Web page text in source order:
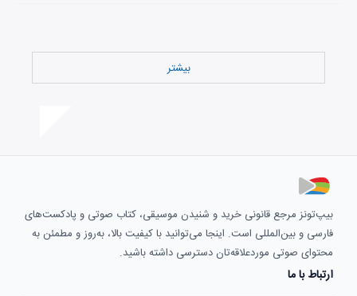
بیشتر
بیپ‌تونز مرجع قانونی خرید و شنیدن موسیقی، کتاب صوتی و پادکست‌های
فارسی و بین‌المللی است. اینجا می‌توانید با کیفیت بالا، به‌روز و مطمئن به
محتوای صوتی موردعلاقه‌تان دسترسی داشته باشید.
ارتباط با ما